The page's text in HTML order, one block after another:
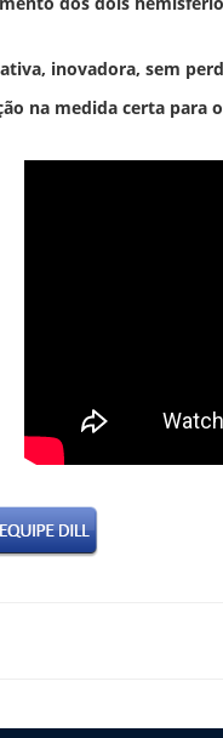
inovadora, sem
na medida certa para o